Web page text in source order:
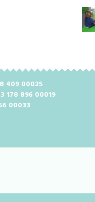
409 00025
178 896 00019
00033